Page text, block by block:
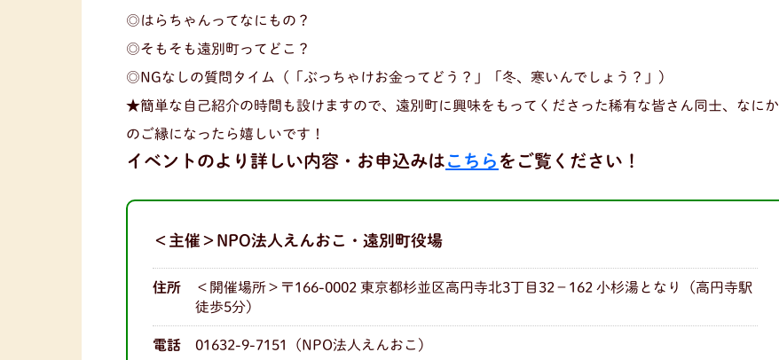
◎はらちゃんってなにもの？
◎そもそも遠別町ってどこ？
◎NGなしの質問タイム（「ぶっちゃけお金ってどう？」「冬、寒いんでしょう？」）
★簡単な自己紹介の時間も設けますので、遠別町に興味をもってくださった稀有な皆さん同士、なにか
のご縁になったら嬉しいです！
イベントのより詳しい内容・お申込みは こちら をご覧ください！
＜主催＞NPO法人えんおこ・遠別町役場
住所
＜開催場所＞〒166-0002 東京都杉並区高円寺北3丁目32−162 小杉湯となり（高円寺駅
徒歩5分）
電話 01632-9-7151（NPO法人えんおこ）